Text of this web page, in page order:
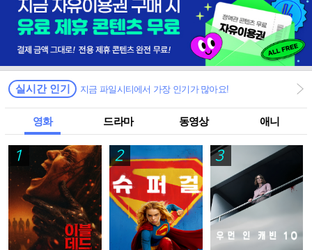
실시간 인기 지금 파일시티에서 가장 인기가 많아요!
영화 드라마 동영상 애니
1 2 3